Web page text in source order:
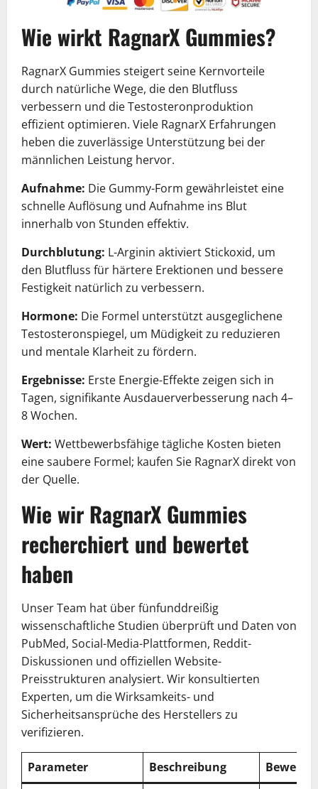
Wie wirkt RagnarX Gummies?
RagnarX Gummies steigert seine Kernvorteile
durch natürliche Wege, die den Blutfluss
verbessern und die Testosteronproduktion
effizient optimieren. Viele RagnarX Erfahrungen
heben die zuverlässige Unterstützung bei der
männlichen Leistung hervor.
Aufnahme: Die Gummy-Form gewährleistet eine
schnelle Auflösung und Aufnahme ins Blut
innerhalb von Stunden effektiv.
Durchblutung: L-Arginin aktiviert Stickoxid, um
den Blutfluss für härtere Erektionen und bessere
Festigkeit natürlich zu verbessern.
Hormone: Die Formel unterstützt ausgeglichene
Testosteronspiegel, um Müdigkeit zu reduzieren
und mentale Klarheit zu fördern.
Ergebnisse: Erste Energie-Effekte zeigen sich in
Tagen, signifikante Ausdauerverbesserung nach 4–
8 Wochen.
Wert: Wettbewerbsfähige tägliche Kosten bieten
eine saubere Formel; kaufen Sie RagnarX direkt von
der Quelle.
Wie wir RagnarX Gummies
recherchiert und bewertet
haben
Unser Team hat über fünfunddreißig
wissenschaftliche Studien überprüft und Daten von
PubMed, Social-Media-Plattformen, Reddit-
Diskussionen und offiziellen Website-
Preisstrukturen analysiert. Wir konsultierten
Experten, um die Wirksamkeits- und
Sicherheitsansprüche des Herstellers zu
verifizieren.
Parameter Beschreibung